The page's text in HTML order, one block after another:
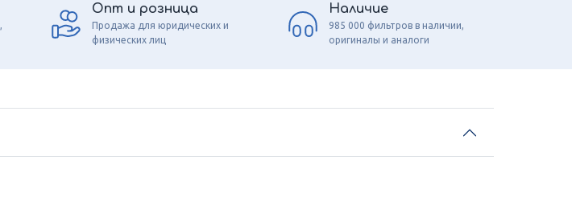
Опт и розница
Продажа для юридических и
физических лиц
Наличие
985 000 фильтров в наличии,
оригиналы и аналоги